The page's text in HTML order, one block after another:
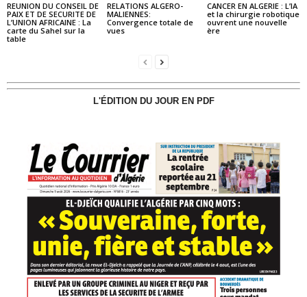
REUNION DU CONSEIL DE
PAIX ET DE SECURITE DE
L’UNION AFRICAINE : La
carte du Sahel sur la
table
RELATIONS ALGERO-
MALIENNES:
Convergence totale de
vues
CANCER EN ALGERIE : L’IA
et la chirurgie robotique
ouvrent une nouvelle
ère
L'ÉDITION DU JOUR EN PDF